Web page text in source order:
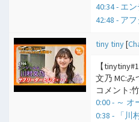
40:34 - エ
42:48 - ア
tiny tiny[
【
文乃 MC:
コメント:
0:00 - ​～
0:38 - 「川